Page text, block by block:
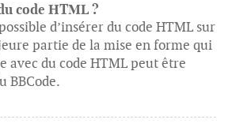
code HTML ?
d’insérer du code HTML sur
partie de la mise en forme qui
avec du code HTML peut être
BBCode.